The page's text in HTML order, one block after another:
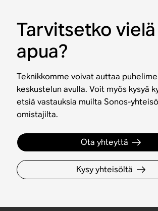
Tarvitsetko vielä
apua?
Teknikkomme voivat auttaa
keskustelun avulla. Voit myös kysyä
etsiä vastauksia muilta Sonos-
omistajilta.
Ota yhteyttä
Kysy yhteisöltä